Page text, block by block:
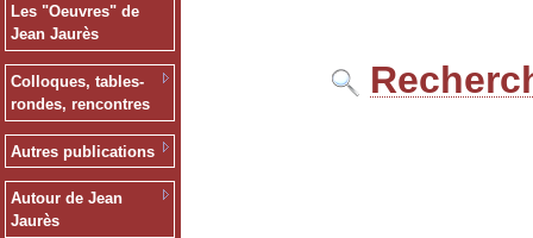
Les "Oeuvres" de
Jean Jaurès
Colloques, tables-
rondes, rencontres
Autres publications
Autour de Jean
Jaurès